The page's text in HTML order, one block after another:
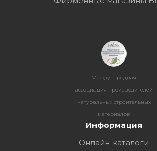
Международная
ассоциация производителей
натуральных строительных
материалов
Информация
Онлайн-каталоги